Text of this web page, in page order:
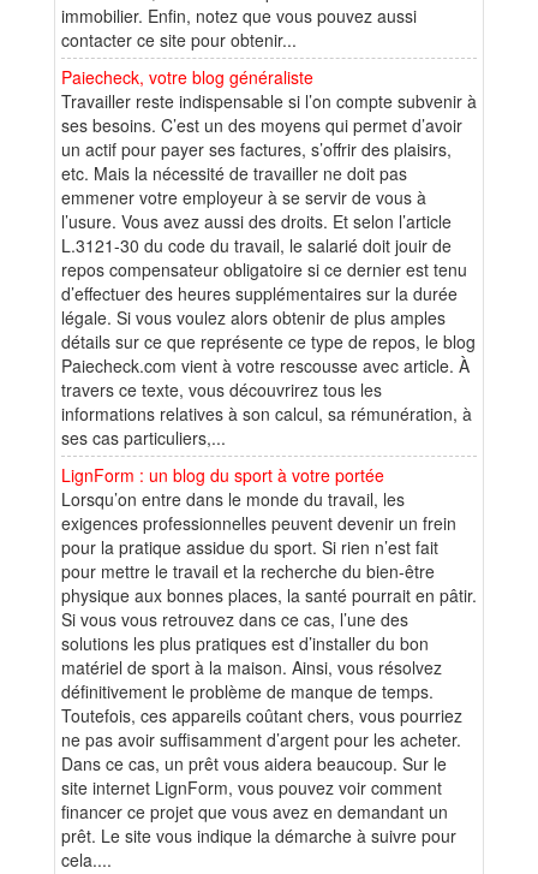
immobilier. Enfin, notez que vous pouvez aussi
contacter ce site pour obtenir...
Paiecheck, votre blog généraliste
Travailler reste indispensable si l’on compte subvenir à
ses besoins. C’est un des moyens qui permet d’avoir
un actif pour payer ses factures, s’offrir des plaisirs,
etc. Mais la nécessité de travailler ne doit pas
emmener votre employeur à se servir de vous à
l’usure. Vous avez aussi des droits. Et selon l’article
L.3121-30 du code du travail, le salarié doit jouir de
repos compensateur obligatoire si ce dernier est tenu
d’effectuer des heures supplémentaires sur la durée
légale. Si vous voulez alors obtenir de plus amples
détails sur ce que représente ce type de repos, le blog
Paiecheck.com vient à votre rescousse avec article. À
travers ce texte, vous découvrirez tous les
informations relatives à son calcul, sa rémunération, à
ses cas particuliers,...
LignForm : un blog du sport à votre portée
Lorsqu’on entre dans le monde du travail, les
exigences professionnelles peuvent devenir un frein
pour la pratique assidue du sport. Si rien n’est fait
pour mettre le travail et la recherche du bien-être
physique aux bonnes places, la santé pourrait en pâtir.
Si vous vous retrouvez dans ce cas, l’une des
solutions les plus pratiques est d’installer du bon
matériel de sport à la maison. Ainsi, vous résolvez
définitivement le problème de manque de temps.
Toutefois, ces appareils coûtant chers, vous pourriez
ne pas avoir suffisamment d’argent pour les acheter.
Dans ce cas, un prêt vous aidera beaucoup. Sur le
site internet LignForm, vous pouvez voir comment
financer ce projet que vous avez en demandant un
prêt. Le site vous indique la démarche à suivre pour
cela....